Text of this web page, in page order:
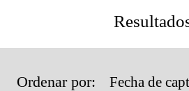
Ordenar por: